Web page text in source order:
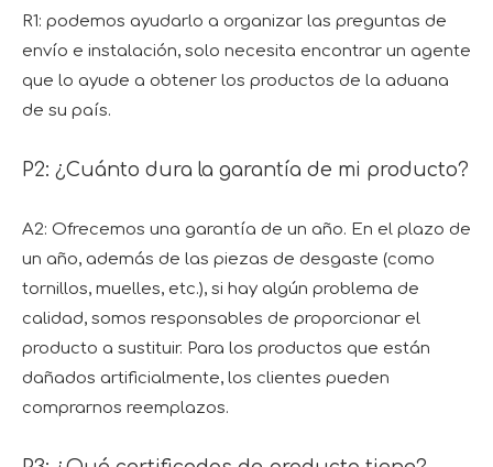
R1: podemos ayudarlo a organizar las preguntas de
envío e instalación, solo necesita encontrar un agente
que lo ayude a obtener los productos de la aduana
de su país.
P2: ¿Cuánto dura la garantía de mi producto?
A2: Ofrecemos una garantía de un año. En el plazo de
un año, además de las piezas de desgaste (como
tornillos, muelles, etc.), si hay algún problema de
calidad, somos responsables de proporcionar el
producto a sustituir. Para los productos que están
dañados artificialmente, los clientes pueden
comprarnos reemplazos.